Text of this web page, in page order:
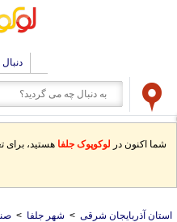
شما اکنون در لوکوپوک جلفاهستید، برای
استان آذربایجان شرقی > شهر جلفا >